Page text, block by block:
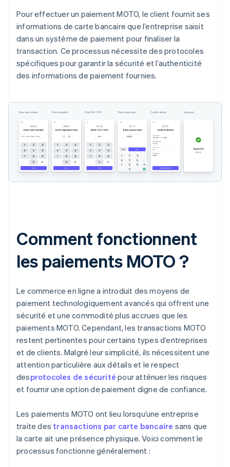
Pour effectuer un paiement MOTO, le client fournit ses
informations de carte bancaire que l’entreprise saisit
dans un système de paiement pour finaliser la
transaction. Ce processus nécessite des protocoles
spécifiques pour garantir la sécurité et l’authenticité
des informations de paiement fournies.
Comment fonctionnent
les paiements MOTO ?
Le commerce en ligne a introduit des moyens de
paiement technologiquement avancés qui offrent une
sécurité et une commodité plus accrues que les
paiements MOTO. Cependant, les transactions MOTO
restent pertinentes pour certains types d’entreprises
et de clients. Malgré leur simplicité, ils nécessitent une
attention particulière aux détails et le respect
desprotocoles de sécurité pour atténuer les risques
et fournir une option de paiement digne de confiance.
Les paiements MOTO ont lieu lorsqu’une entreprise
traite des transactions par carte bancaire sans que
la carte ait une présence physique. Voici comment le
processus fonctionne généralement :